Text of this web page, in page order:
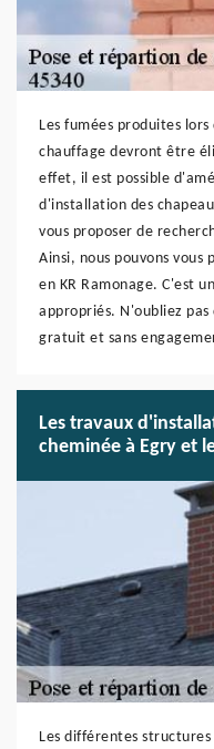
Les fumées produites
chauffage devront être
effet, il est possible
d'installation des
vous proposer de
Ainsi, nous pouvons
en KR Ramonage. C'est
appropriés. N'oubliez
gratuit et sans
Les travaux
cheminée à Egry et
Les différentes